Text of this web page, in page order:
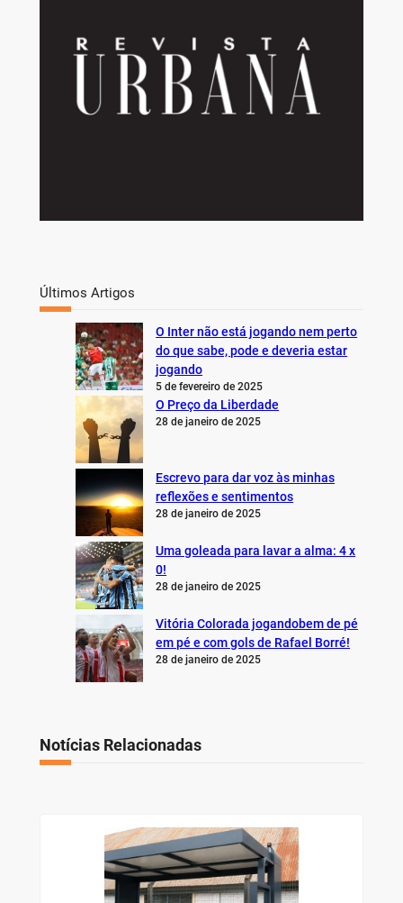
Últimos Artigos
O Inter não está jogando nem perto
do que sabe, pode e deveria estar
jogando
5 de fevereiro de 2025
O Preço da Liberdade
28 de janeiro de 2025
Escrevo para dar voz às minhas
reflexões e sentimentos
28 de janeiro de 2025
Uma goleada para lavar a alma: 4 x
0!
28 de janeiro de 2025
Vitória Colorada jogandobem de pé
em pé e com gols de Rafael Borré!
28 de janeiro de 2025
Notícias Relacionadas